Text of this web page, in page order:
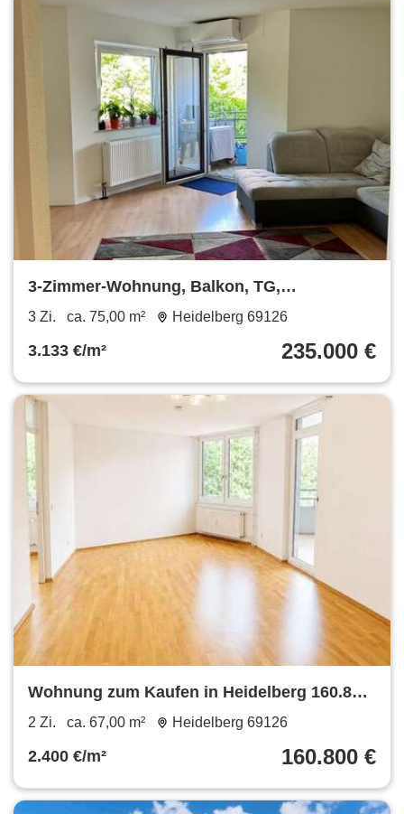
3-Zimmer-Wohnung, Balkon, TG,
modernisiert – provisionsfrei
3 Zi. ca. 75,00 m² Heidelberg 69126
3.133 €/m² 235.000 €
Wohnung zum Kaufen in Heidelberg 160.800
€ 67 m²
2 Zi. ca. 67,00 m² Heidelberg 69126
2.400 €/m² 160.800 €